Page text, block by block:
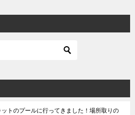
トのプールに行ってきました！場所取りの